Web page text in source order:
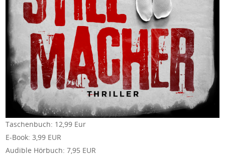
Taschenbuch: 12,99 Eur
E-Book: 3,99 EUR
Audible Hörbuch: 7,95 EUR